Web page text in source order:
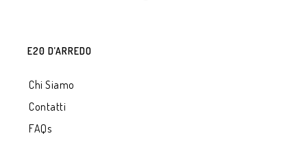
E20 D’ARREDO
Chi Siamo
Contatti
FAQs